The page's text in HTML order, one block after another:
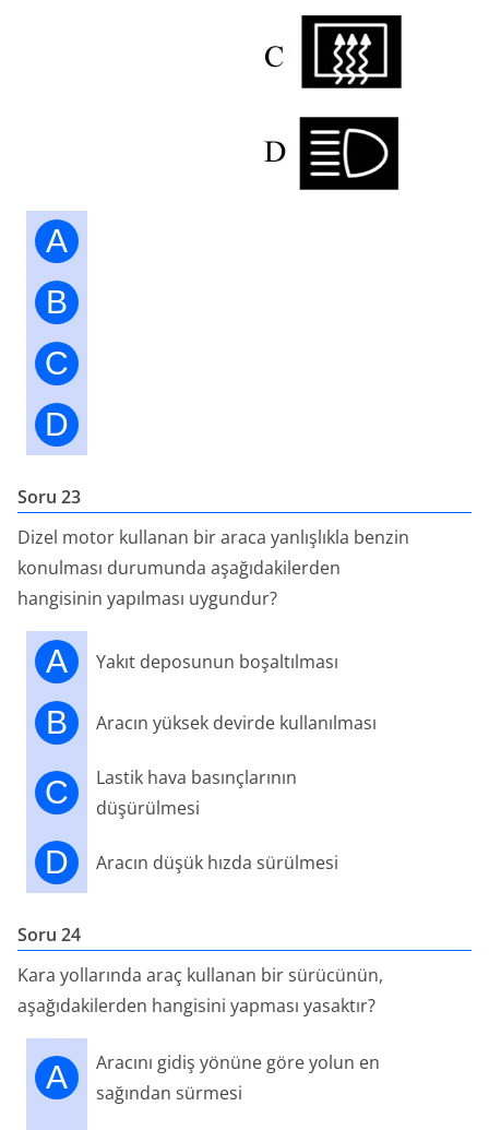
A
B
C
D
Soru 23
Dizel motor kullanan bir araca yanlışlıkla benzin
konulması durumunda aşağıdakilerden
hangisinin yapılması uygundur?
A Yakıt deposunun boşaltılması
B Aracın yüksek devirde kullanılması
C
Lastik hava basınçlarının
düşürülmesi
D Aracın düşük hızda sürülmesi
Soru 24
Kara yollarında araç kullanan bir sürücünün,
aşağıdakilerden hangisini yapması yasaktır?
A
Aracını gidiş yönüne göre yolun en
sağından sürmesi